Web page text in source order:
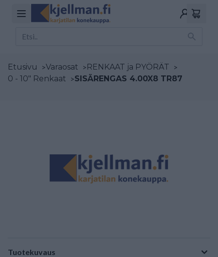
Etusivu >Varaosat >RENKAAT ja PYÖRÄT >
0 - 10" Renkaat >SISÄRENGAS 4.00X8 TR87
Tuotekuvaus